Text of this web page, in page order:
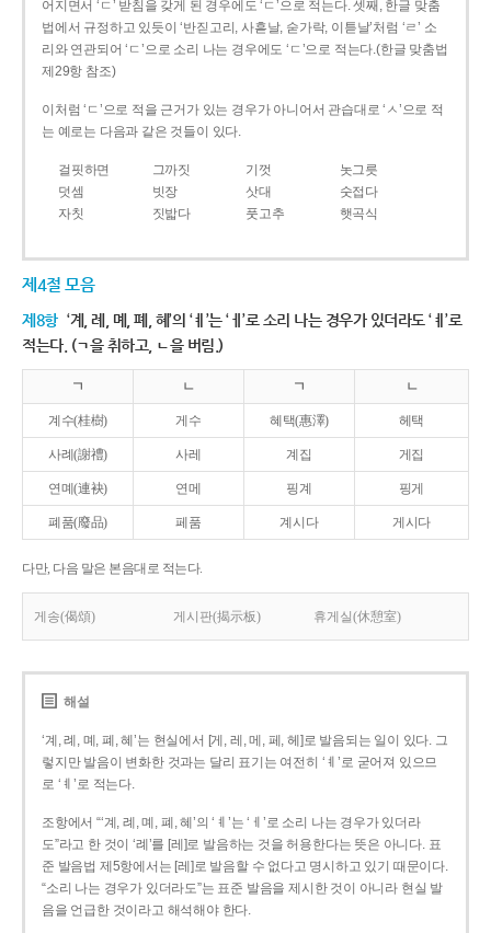
어지면서 ‘ㄷ’ 받침을 갖게 된 경우에도 ‘ㄷ’으로 적는다. 셋째, 한글 맞춤
법에서 규정하고 있듯이 ‘반짇고리, 사흗날, 숟가락, 이튿날’처럼 ‘ㄹ’ 소
리와 연관되어 ‘ㄷ’으로 소리 나는 경우에도 ‘ㄷ’으로 적는다.(한글 맞춤법
제29항 참조)
이처럼 ‘ㄷ’으로 적을 근거가 있는 경우가 아니어서 관습대로 ‘ㅅ’으로 적
는 예로는 다음과 같은 것들이 있다.
걸핏하면 그까짓 기껏
놋그릇
덧셈
빗장 삿대
숫접다
자칫
짓밟다 풋고추 햇곡식
제4절 모음
제8항 ‘계, 례, 몌, 폐, 혜’의 ‘ㅖ’는 ‘ㅔ’로 소리 나는 경우가 있더라도 ‘ㅖ’로
적는다. (ㄱ을 취하고, ㄴ을 버림.)
ㄱ ㄴ ㄱ ㄴ
계수(桂樹) 게수 혜택(惠澤) 헤택
사례(謝禮) 사레 계집 게집
연몌(連袂) 연메 핑계 핑게
폐품(廢品) 페품 계시다 게시다
다만, 다음 말은 본음대로 적는다.
게송(偈頌) 게시판(揭示板) 휴게실(休憩室)
해설
‘계, 례, 몌, 폐, 혜’는 현실에서 [게, 레, 메, 페, 헤]로 발음되는 일이 있다. 그
렇지만 발음이 변화한 것과는 달리 표기는 여전히 ‘ㅖ’로 굳어져 있으므
로 ‘ㅖ’로 적는다.
조항에서 “‘계, 례, 몌, 폐, 혜’의 ‘ㅖ’는 ‘ㅔ’로 소리 나는 경우가 있더라
도”라고 한 것이 ‘례’를 [레]로 발음하는 것을 허용한다는 뜻은 아니다. 표
준 발음법 제5항에서는 [레]로 발음할 수 없다고 명시하고 있기 때문이다.
“소리 나는 경우가 있더라도”는 표준 발음을 제시한 것이 아니라 현실 발
음을 언급한 것이라고 해석해야 한다.